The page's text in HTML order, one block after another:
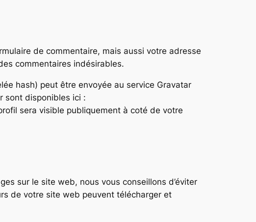
de commentaire, mais aussi votre adresse
commentaires indésirables.
hash) peut être envoyée au service Gravatar
sont disponibles ici :
sera visible publiquement à coté de votre
sur le site web, nous vous conseillons d’éviter
de votre site web peuvent télécharger et